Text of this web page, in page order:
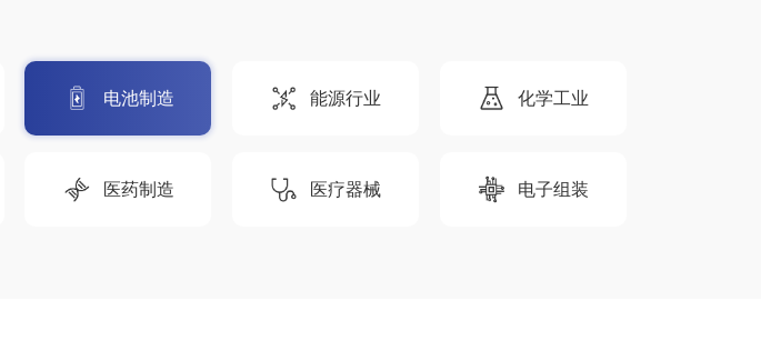
电池制造 能源行业 化学工业
医药制造 医疗器械 电子组装